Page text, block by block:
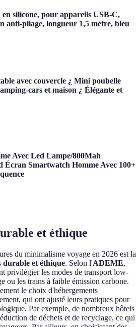
silicone, pour appareils USB-C,
anti-pliage, longueur 1,5 mètre, bleu
avec couvercle ¿ Mini poubelle
cars et maison ¿ Élégante et
Avec Led Lampe/800Mah
Écran Smartwatch Homme Avec 100+
et éthique
du minimalisme voyage en 2026 est la
durable et éthique. Selon l'ADEME,
privilégier les modes de transport low-
ou les trains à faible émission carbone.
le choix d'hébergements
qui ont ajusté leurs pratiques pour
Par exemple, de nombreux hôtels
de déchets et de recyclage, ce qui